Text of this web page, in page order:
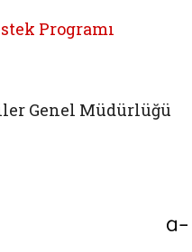
Programı
Genel Müdürlüğü